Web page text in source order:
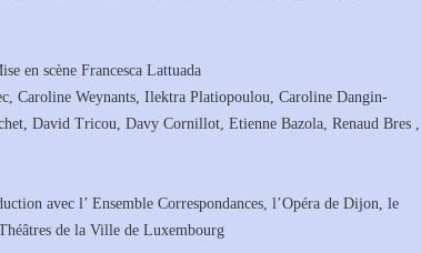
en scène Francesca Lattuada
Caroline Weynants, Ilektra Platiopoulou, Caroline Dangin-
David Tricou, Davy Cornillot, Etienne Bazola, Renaud Bres ,
avec l’ Ensemble Correspondances, l’Opéra de Dijon, le
de la Ville de Luxembourg